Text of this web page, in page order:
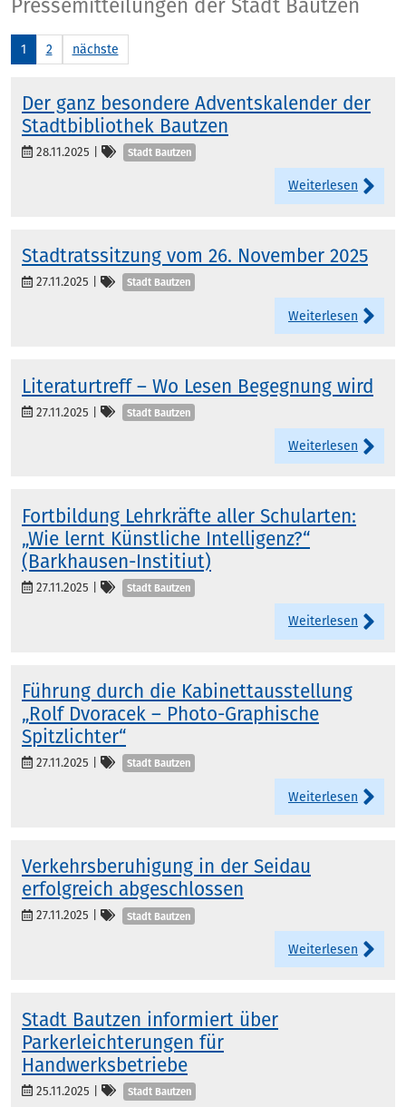
Pressemitteilungen der Stadt Bautzen
1 2 nächste
Der ganz besondere Adventskalender der
Stadtbibliothek Bautzen
28.11.2025 Kategorien
Stadt Bautzen
Weiterlesen
Stadtratssitzung vom 26. November 2025
27.11.2025 Kategorien
Stadt Bautzen
Weiterlesen
Literaturtreff – Wo Lesen Begegnung wird
27.11.2025 Kategorien
Stadt Bautzen
Weiterlesen
Fortbildung Lehrkräfte aller Schularten:
„Wie lernt Künstliche Intelligenz?“
(Barkhausen-Institiut)
27.11.2025 Kategorien
Stadt Bautzen
Weiterlesen
Führung durch die Kabinettausstellung
„Rolf Dvoracek – Photo-Graphische
Spitzlichter“
27.11.2025 Kategorien
Stadt Bautzen
Weiterlesen
Verkehrsberuhigung in der Seidau
erfolgreich abgeschlossen
27.11.2025 Kategorien
Stadt Bautzen
Weiterlesen
Stadt Bautzen informiert über
Parkerleichterungen für
Handwerksbetriebe
25.11.2025 Kategorien
Stadt Bautzen